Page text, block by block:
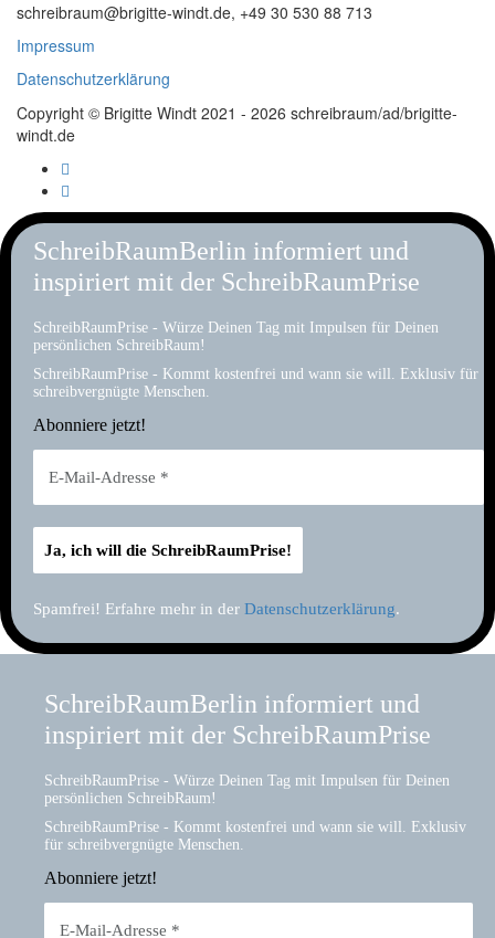
schreibraum@brigitte-windt.de, +49 30 530 88 713
Impressum
Datenschutzerklärung
Copyright © Brigitte Windt 2021 - 2026 schreibraum/ad/brigitte-
windt.de
SchreibRaumBerlin informiert und
inspiriert mit der SchreibRaumPrise
SchreibRaumPrise - Würze Deinen Tag mit Impulsen für Deinen
persönlichen SchreibRaum!
SchreibRaumPrise - Kommt kostenfrei und wann sie will. Exklusiv für
schreibvergnügte Menschen.
Abonniere jetzt!
Spamfrei! Erfahre mehr in der Datenschutzerklärung.
SchreibRaumBerlin informiert und
inspiriert mit der SchreibRaumPrise
SchreibRaumPrise - Würze Deinen Tag mit Impulsen für Deinen
persönlichen SchreibRaum!
SchreibRaumPrise - Kommt kostenfrei und wann sie will. Exklusiv
für schreibvergnügte Menschen.
Abonniere jetzt!